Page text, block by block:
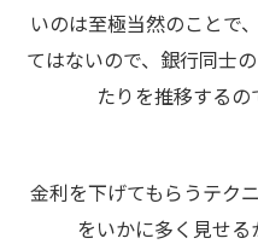
いのは至極当然のことで
てはないので、銀行同士
たりを推移する
金利を下げてもらうテク
をいかに多く見せる